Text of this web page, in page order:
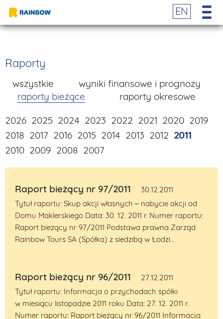
EN
Raporty
wszystkie
wyniki finansowe i prognozy
raporty bieżące
raporty okresowe
2026 2025 2024 2023 2022 2021 2020 2019
2018 2017 2016 2015 2014 2013 2012 2011
2010 2009 2008 2007
Raport bieżący nr 97/2011
30.12.2011
Tytuł raportu: Skup akcji własnych – nabycie akcji od
Domu Maklerskiego Data: 30. 12. 2011 r. Numer raportu:
Raport bieżący nr 97/2011 Podstawa prawna Zarząd
Rainbow Tours SA (Spółka) z siedzibą w Łodzi...
Raport bieżący nr 96/2011
27.12.2011
Tytuł raportu: Informacja o przychodach spółki
w miesiącu listopadzie 2011 roku Data: 27. 12. 2011 r.
Numer raportu: Raport bieżący nr 96/2011 Informacja